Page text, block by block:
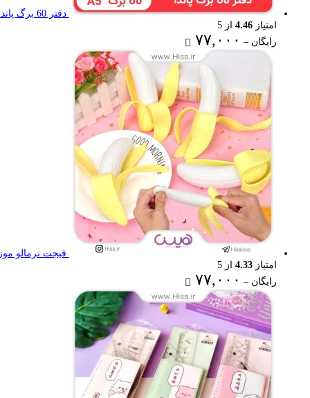
دفتر 60 برگ پاندا
امتیاز 4.46 از 5
رایگان – ۷۷,۰۰۰
رایگان
through
۷۷,۰۰۰ تومان
فیجت نرمالو موز
امتیاز 4.33 از 5
رایگان – ۷۷,۰۰۰
رایگان
through